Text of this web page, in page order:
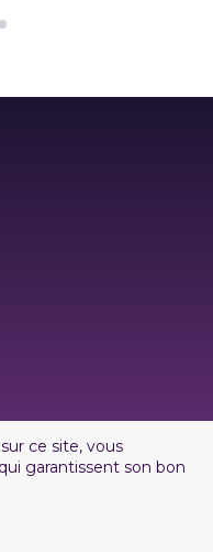
ce site, vous
garantissent son bon